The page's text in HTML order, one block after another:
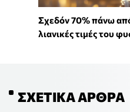
Σχεδόν 70% πάνω
λιανικές τιμές του
ΣΧΕΤΙΚΆ ΆΡΘΡΑ